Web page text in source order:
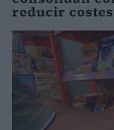
reducir costes